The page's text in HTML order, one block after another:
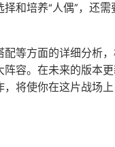
和培养“人偶”，还
等方面的详细分析
容。在未来的版本
将使你在这片战场上